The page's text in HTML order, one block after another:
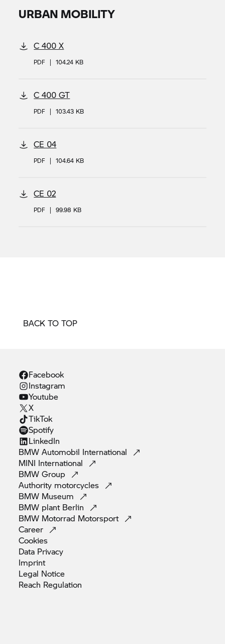
URBAN MOBILITY
C 400 X
PDF | 104.24 KB
C 400 GT
PDF | 103.43 KB
CE 04
PDF | 104.64 KB
CE 02
PDF | 99.98 KB
BACK TO TOP
Facebook
Instagram
Youtube
X
TikTok
Spotify
LinkedIn
BMW Automobil International
MINI International
BMWGroup
Authority motorcycles
BMW Museum
BMW plant Berlin
BMW Motorrad Motorsport
Career
Cookies
Data Privacy
Imprint
Legal Notice
Reach Regulation